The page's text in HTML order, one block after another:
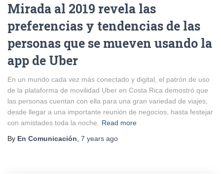
Mirada al 2019 revela las
preferencias y tendencias de las
personas que se mueven usando la
app de Uber
En un mundo cada vez más conectado y digital, el patrón de uso
de la plataforma de movilidad Uber en Costa Rica demostró que
las personas cuentan con ella para una gran variedad de viajes,
desde llegar a una importante reunión de negocios, hasta festejar
con amistades toda la noche. Read more
By En Comunicación, 7 years ago